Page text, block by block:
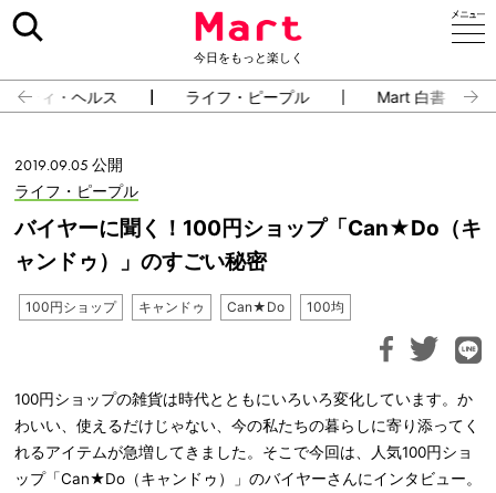
今日をもっと楽しく
ーティ・ヘルス ライフ・ピープル Mart 白書
2019.09.05 公開
ライフ・ピープル
バイヤーに聞く！100円ショップ「Can★Do（キ
ャンドゥ）」のすごい秘密
100円ショップ キャンドゥ Can★Do 100均
100円ショップの雑貨は時代とともにいろいろ変化しています。か
わいい、使えるだけじゃない、今の私たちの暮らしに寄り添ってく
れるアイテムが急増してきました。そこで今回は、人気100円ショ
ップ「Can★Do（キャンドゥ）」のバイヤーさんにインタビュー。